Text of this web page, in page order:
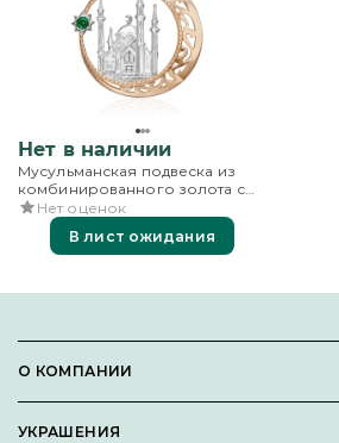
Нет в наличии
Мусульманская подвеска из
комбинированного золота с
фианитом
Нет оценок
В лист ожидания
О КОМПАНИИ
УКРАШЕНИЯ